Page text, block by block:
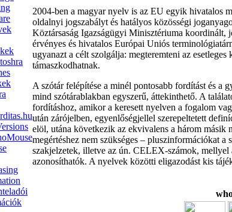
2004-ben a magyar nyelv is az EU egyik hivatalos
oldalnyi jogszabályt és hatályos közösségi
Köztársaság Igazságügyi Minisztériuma koordinált,
érvényes és hivatalos Európai Uniós
ugyanazt a célt szolgálja: megteremteni az
támaszkodhatnak.
A szótár felépítése a minél pontosabb fordítást és a
mind szótárablakban egyszerű, áttekinthető. A
fordításhoz, amikor a keresett nyelven a fogalom
után zárójelben, egyenlőségjellel szerepeltetett
elöl, utána következik az ekvivalens a három másik
megértéshez nem szükséges – pluszinformációkat
szakjelzetek, illetve az ún. CELEX-számok,
azonosíthatók. A nyelvek közötti eligazodást kis